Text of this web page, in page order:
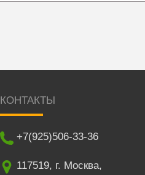
КОНТАКТЫ
+7(925)506-33-36
117519, г. Москва,